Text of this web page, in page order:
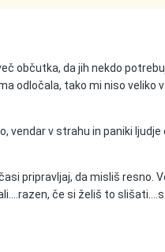
občutka, da jih nekdo
odločala, tako mi niso veliko
vendar v strahu in paniki
pripravljaj, da misliš resno.
če si želiš to